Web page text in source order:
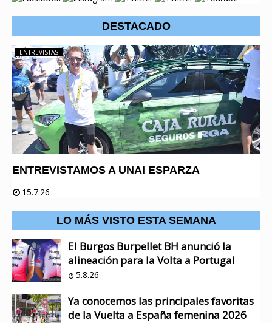
DESTACADO
ENTREVISTAS
ENTREVISTAMOS A UNAI ESPARZA
15.7.26
LO MÁS VISTO ESTA SEMANA
El Burgos Burpellet BH anunció la
alineación para la Volta a Portugal
5.8.26
Ya conocemos las principales favoritas
de la Vuelta a España femenina 2026